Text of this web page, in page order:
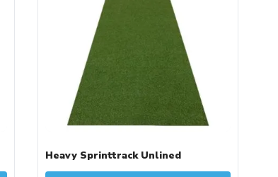
Heavy Sprinttrack Unlined